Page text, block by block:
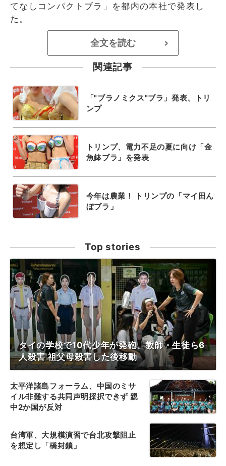
てなしコンパクトブラ」を都内の本社で発表し
た。
全文を読む >
関連記事
「"ブラノミクス"ブラ」発表、トリ
ンプ
トリンプ、電力不足の夏に向け「金
魚鉢ブラ」を発表
今年は農業！ トリンプの「マイ田ん
ぼブラ」
Top stories
タイの学校で10代少年が発砲、教師・生徒ら6
人殺害 祖父母殺害した後移動
太平洋諸島フォーラム、中国のミサ
イル非難する共同声明採択できず 親
中2か国が反対
台湾軍、大規模演習で台北攻撃阻止
を想定し「橋封鎖」